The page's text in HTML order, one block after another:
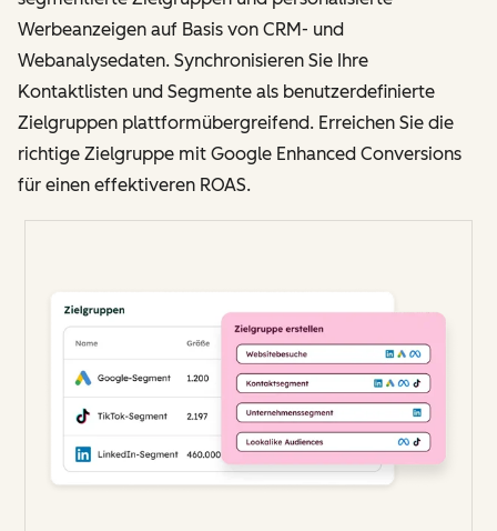
Werbeanzeigen auf Basis von CRM- und
Webanalysedaten. Synchronisieren Sie Ihre
Kontaktlisten und Segmente als benutzerdefinierte
Zielgruppen plattformübergreifend. Erreichen Sie die
richtige Zielgruppe mit Google Enhanced Conversions
für einen effektiveren ROAS.